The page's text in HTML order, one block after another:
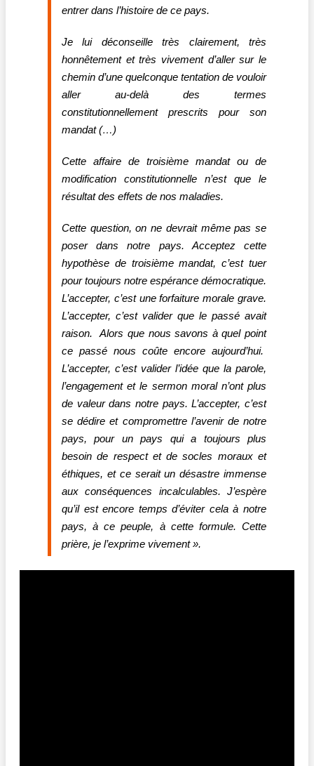
entrer dans l’histoire de ce pays.
Je lui déconseille très clairement, très
honnêtement et très vivement d’aller sur le
chemin d’une quelconque tentation de vouloir
aller au-delà des termes
constitutionnellement prescrits pour son
mandat (…)
Cette affaire de troisième mandat ou de
modification constitutionnelle n’est que le
résultat des effets de nos maladies.
Cette question, on ne devrait même pas se
poser dans notre pays. Acceptez cette
hypothèse de troisième mandat, c’est tuer
pour toujours notre espérance démocratique.
L’accepter, c’est une forfaiture morale grave.
L’accepter, c’est valider que le passé avait
raison. Alors que nous savons à quel point
ce passé nous coûte encore aujourd’hui.
L’accepter, c’est valider l’idée que la parole,
l’engagement et le sermon moral n’ont plus
de valeur dans notre pays. L’accepter, c’est
se dédire et compromettre l’avenir de notre
pays, pour un pays qui a toujours plus
besoin de respect et de socles moraux et
éthiques, et ce serait un désastre immense
aux conséquences incalculables. J’espère
qu’il est encore temps d’éviter cela à notre
pays, à ce peuple, à cette formule. Cette
prière, je l’exprime vivement ».